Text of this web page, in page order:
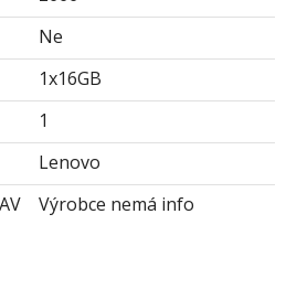
Ne
1x16GB
1
Lenovo
Výrobce nemá info